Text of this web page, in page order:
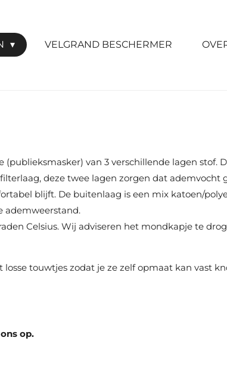
VELGRAND BESCHERMER
van 3 verschillende lagen stof.
deze twee lagen zorgen dat ademvocht
blijft. De buitenlaag is een mix katoen/
ademweerstand.
Celsius. Wij adviseren het mondkapje te
touwtjes zodat je ze zelf opmaat kan vast
op.